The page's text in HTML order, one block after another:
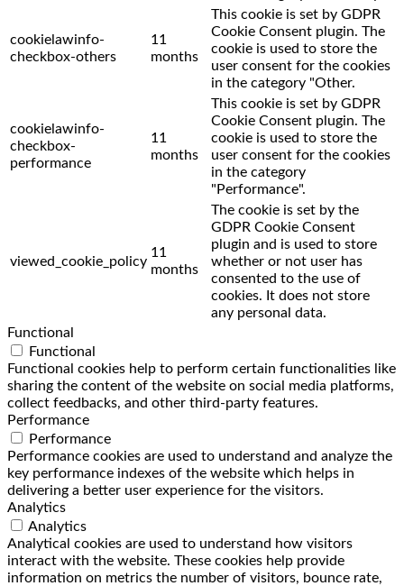
cookielawinfo-
checkbox-others
11
months
This cookie is set by GDPR
Cookie Consent plugin. The
cookie is used to store the
user consent for the cookies
in the category "Other.
cookielawinfo-
checkbox-
performance
11
months
This cookie is set by GDPR
Cookie Consent plugin. The
cookie is used to store the
user consent for the cookies
in the category
"Performance".
viewed_cookie_policy
11
months
The cookie is set by the
GDPR Cookie Consent
plugin and is used to store
whether or not user has
consented to the use of
cookies. It does not store
any personal data.
Functional
Functional
Functional cookies help to perform certain functionalities like
sharing the content of the website on social media platforms,
collect feedbacks, and other third-party features.
Performance
Performance
Performance cookies are used to understand and analyze the
key performance indexes of the website which helps in
delivering a better user experience for the visitors.
Analytics
Analytics
Analytical cookies are used to understand how visitors
interact with the website. These cookies help provide
information on metrics the number of visitors, bounce rate,